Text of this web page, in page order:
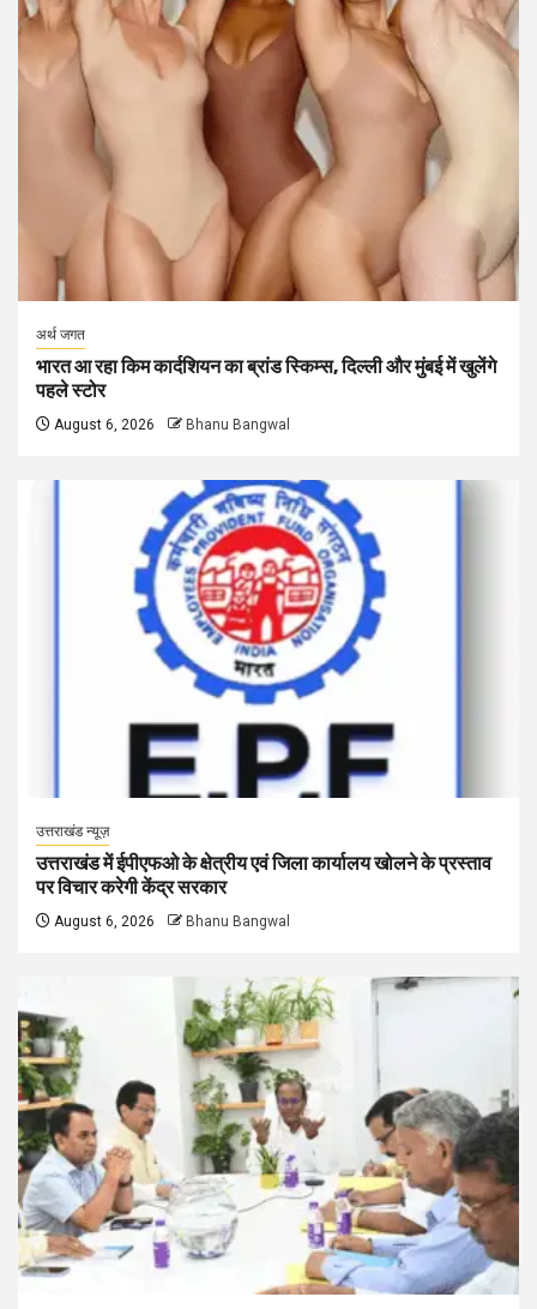
अर्थ जगत
भारत आ रहा किम कार्दशियन का ब्रांड स्किम्स, दिल्ली और मुंबई में खुलेंगे
पहले स्टोर
August 6, 2026 Bhanu Bangwal
उत्तराखंड न्यूज़
उत्तराखंड में ईपीएफओ के क्षेत्रीय एवं जिला कार्यालय खोलने के प्रस्ताव
पर विचार करेगी केंद्र सरकार
August 6, 2026 Bhanu Bangwal